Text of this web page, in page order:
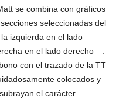
se combina con gráficos
seleccionadas del
izquierda en el lado
en el lado derecho—.
con el trazado de la TT
colocados y
el carácter